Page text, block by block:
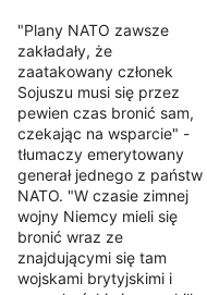
"Plany NATO zawsze
zakładały, że
zaatakowany członek
Sojuszu musi się przez
pewien czas bronić sam,
czekając na wsparcie" -
tłumaczy emerytowany
generał jednego z państw
NATO. "W czasie zimnej
wojny Niemcy mieli się
bronić wraz ze
znajdującymi się tam
wojskami brytyjskimi i